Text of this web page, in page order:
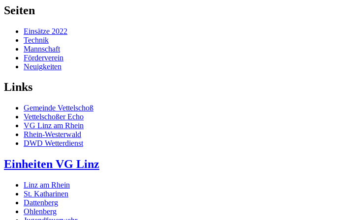
Seiten
Einsätze 2022
Technik
Mannschaft
Förderverein
Neuigkeiten
Links
Gemeinde Vettelschoß
Vettelschoßer Echo
VG Linz am Rhein
Rhein-Westerwald
DWD Wetterdienst
Einheiten VG Linz
Linz am Rhein
St. Katharinen
Dattenberg
Ohlenberg